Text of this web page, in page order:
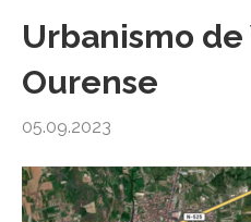
Urbanismo de
Ourense
05.09.2023